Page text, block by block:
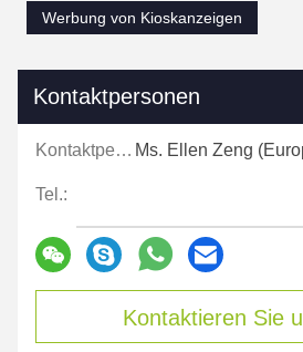
Werbung von Kioskanzeigen
Kontaktpersonen
Kontaktpersonen:
Tel.:
Kontaktieren Sie